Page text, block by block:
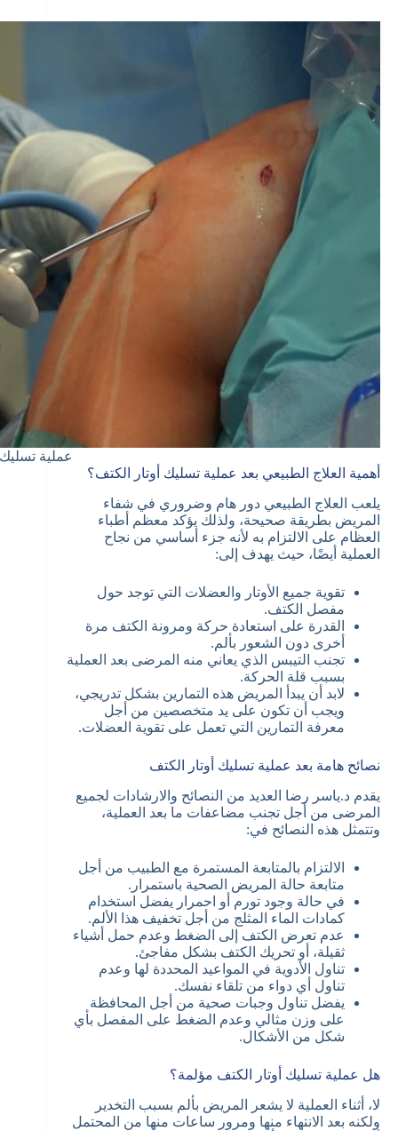
عملية
أهمية العلاج الطبيعي بعد عملية تسليك أوتار الكتف؟
يلعب العلاج الطبيعي دور هام وضروري في شفاء
المريض بطريقة صحيحة، ولذلك يؤكد معظم أطباء
العظام على الالتزام به لأنه جزء أساسي من نجاح
العملية أيضًا، حيث يهدف إلى:
تقوية جميع الأوتار والعضلات التي توجد حول
مفصل الكتف.
القدرة على استعادة حركة ومرونة الكتف مرة
أخرى دون الشعور بألم.
تجنب التيبس الذي يعاني منه المرضى بعد العملية
بسبب قلة الحركة.
لابد أن يبدأ المريض هذه التمارين بشكل تدريجي،
ويجب أن تكون على يد متخصصين من أجل
معرفة التمارين التي تعمل على تقوية العضلات.
نصائح هامة بعد عملية تسليك أوتار الكتف
يقدم د.ياسر رضا العديد من النصائح والارشادات لجميع
المرضى من أجل تجنب مضاعفات ما بعد العملية،
وتتمثل هذه النصائح في:
الالتزام بالمتابعة المستمرة مع الطبيب من أجل
متابعة حالة المريض الصحية باستمرار.
في حالة وجود تورم أو احمرار يفضل استخدام
كمادات الماء المثلج من أجل تخفيف هذا الألم.
عدم تعرض الكتف إلى الضغط وعدم حمل أشياء
ثقيلة، أو تحريك الكتف بشكل مفاجئ.
تناول الأدوية في المواعيد المحددة لها وعدم
تناول أي دواء من تلقاء نفسك.
يفضل تناول وجبات صحية من أجل المحافظة
على وزن مثالي وعدم الضغط على المفصل بأي
شكل من الأشكال.
هل عملية تسليك أوتار الكتف مؤلمة؟
لا، أثناء العملية لا يشعر المريض بألم بسبب التخدير
ولكنه بعد الانتهاء منها ومرور ساعات منها من المحتمل